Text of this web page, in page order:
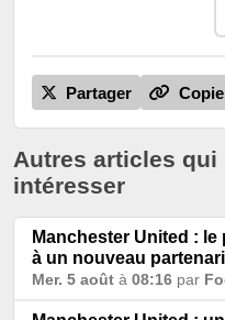
Partager
Autres articles
intéresser
Manchester United :
à un nouveau
Mer. 5 août à 08:16 par